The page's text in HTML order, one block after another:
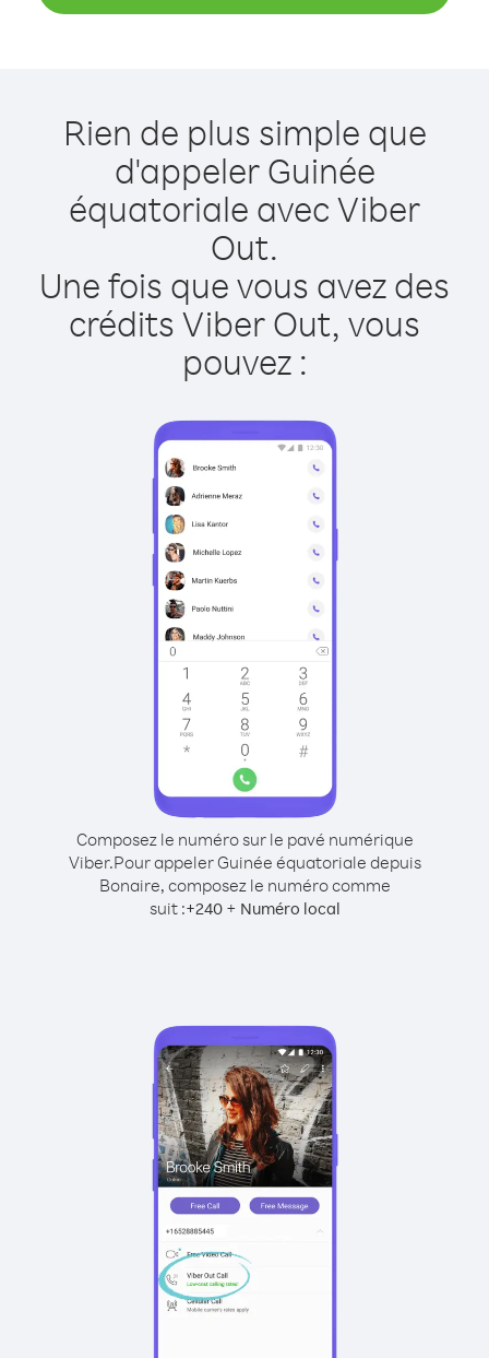
Rien de plus simple que
d'appeler Guinée
équatoriale avec Viber
Out.
Une fois que vous avez des
crédits Viber Out, vous
pouvez :
Composez le numéro sur le pavé numérique
Viber.Pour appeler Guinée équatoriale depuis
Bonaire, composez le numéro comme
suit :+240+ Numéro local